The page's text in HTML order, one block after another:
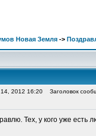
Новая Земля ->
2012 16:20 Заголовок
Тех, у кого уже есть